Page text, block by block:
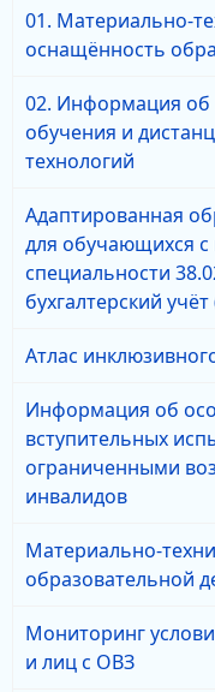
01. Материально-
оснащённость
02. Информация об
обучения и
технологий
Адаптированная
для обучающихся
специальности
бухгалтерский
Атлас
Информация об
вступительных
ограниченными
инвалидов
Материально-
образовательной
Мониторинг
и лиц с ОВЗ